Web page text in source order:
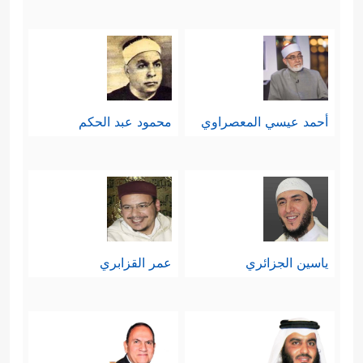
مِنَ ٱلسَّمَاۤءِ إِلَى ٱلۡأَرۡضِ ثُمَّ یَعۡرُجُ إِلَیۡهِ فِی یَوۡمࣲ كَانَ
مِقۡدَارُهُۥۤ أَلۡفَ سَنَةࣲ مِّمَّا تَعُدُّونَ﴾.
والقرآن يُشيرُ هنا إلى أن تدبير الأمر
السعادة من طريق الشقاء، وهذه هي
رسالةُ القرآن الذي يُنكِرُه المشركون.
رابعًا: يُذكِّرُ القرآن بصفات الله التي لا
فمَن آمن بخالقٍ لهذا الكون لا بُدَّ أن
أحمد عيسي المعصراوي محمود عبد الحكم
ياسين الجزائري عمر القزابري